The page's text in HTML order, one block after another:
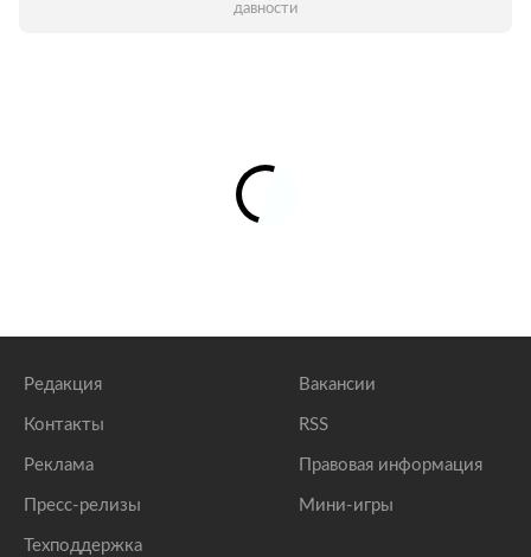
давности
Редакция
Контакты
Реклама
Пресс-релизы
Техподдержка
Вакансии
RSS
Правовая информация
Мини-игры